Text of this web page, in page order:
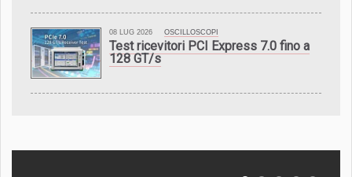
08 LUG 2026 OSCILLOSCOPI
Test ricevitori PCI Express 7.0 fino a
128 GT/s